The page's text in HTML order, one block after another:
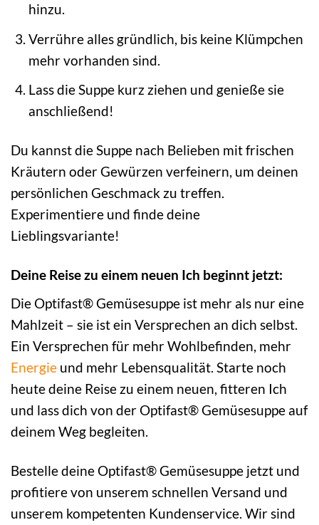
hinzu.
Verrühre alles gründlich, bis keine Klümpchen
mehr vorhanden sind.
Lass die Suppe kurz ziehen und genieße sie
anschließend!
Du kannst die Suppe nach Belieben mit frischen
Kräutern oder Gewürzen verfeinern, um deinen
persönlichen Geschmack zu treffen.
Experimentiere und finde deine
Lieblingsvariante!
Deine Reise zu einem neuen Ich beginnt jetzt:
Die Optifast® Gemüsesuppe ist mehr als nur eine
Mahlzeit – sie ist ein Versprechen an dich selbst.
Ein Versprechen für mehr Wohlbefinden, mehr
Energie und mehr Lebensqualität. Starte noch
heute deine Reise zu einem neuen, fitteren Ich
und lass dich von der Optifast® Gemüsesuppe auf
deinem Weg begleiten.
Bestelle deine Optifast® Gemüsesuppe jetzt und
profitiere von unserem schnellen Versand und
unserem kompetenten Kundenservice. Wir sind